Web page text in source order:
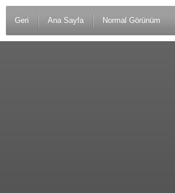
Geri Ana Sayfa Normal Görünüm